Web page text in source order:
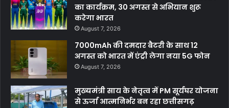
का कार्यक्रम, 30 अगस्त से अभियान शुरू
करेगा भारत
August 7, 2026
7000mAh की दमदार बैटरी के साथ 12
अगस्त को भारत में एंट्री लेगा नया 5G फोन
August 7, 2026
मुख्यमंत्री साय के नेतृत्व में PM सूर्यघर योजना
से ऊर्जा आत्मनिर्भर बन रहा छत्तीसगढ़